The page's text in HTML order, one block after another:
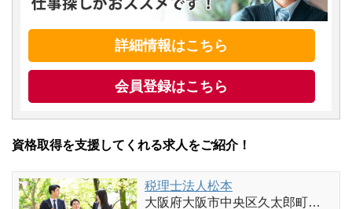
詳細情報はこちら
会員登録はこちら
資格取得を支援してくれる求人をご紹介！
税理士法人松本
大阪府大阪市中央区久太郎町…